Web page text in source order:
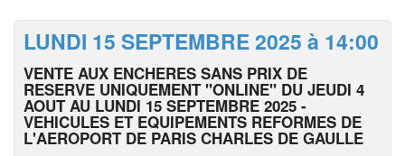
LUNDI 15 SEPTEMBRE 2025 à 14:00
VENTE AUX ENCHERES SANS PRIX DE
RESERVE UNIQUEMENT "ONLINE" DU JEUDI 4
AOUT AU LUNDI 15 SEPTEMBRE 2025 -
VEHICULES ET EQUIPEMENTS REFORMES DE
L'AEROPORT DE PARIS CHARLES DE GAULLE